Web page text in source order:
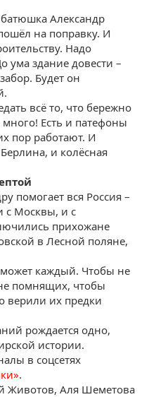
Александр
на поправку. И
Надо
ума здание довести –
Будет он
всё то, что бережно
Есть и патефоны
пор работают. И
и колёсная
помогает вся Россия –
с Москвы, и с
прихожане
в Лесной поляне,
каждый. Чтобы не
помнящих, чтобы
верили их предки
рождается одно,
истории.
в соцсетях
.
Животов, Аля Шеметова